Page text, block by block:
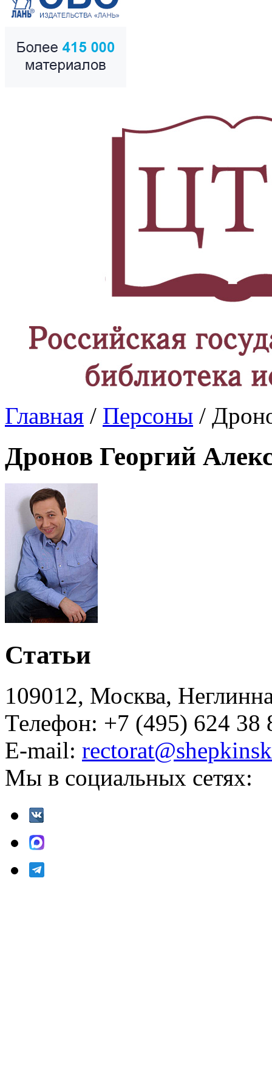
Главная / Персоны /
Дронов Георгий
Статьи
109012, Москва,
Телефон: +7 (495) 624 38
E-mail:
Мы в социальных сетях: